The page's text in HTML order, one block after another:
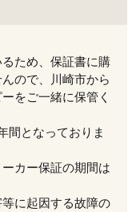
ため、保証書に購
ので、川崎市から
をご一緒に保管く
間となっておりま
カー保証の期間は
に起因する故障の